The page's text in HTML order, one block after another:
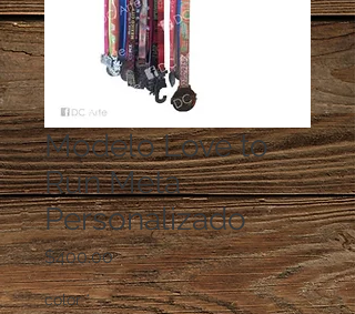
Modelo Love to
Run Meta
Personalizado
$400.00Precio
color *